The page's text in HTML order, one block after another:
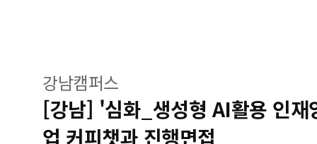
강남캠퍼스
[강남] '심화_생성형 AI활용 인재
업 커피챗과 진행면접